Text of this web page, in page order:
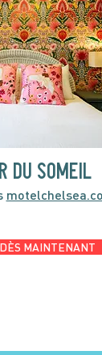
du someil
MAINTENANT